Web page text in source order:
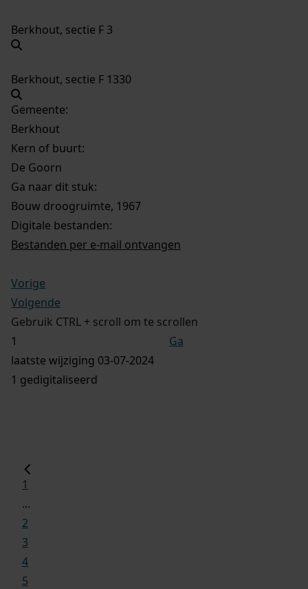
Berkhout, sectie F 3
Berkhout, sectie F 1330
Gemeente:
Berkhout
Kern of buurt:
De Goorn
Ga naar dit stuk:
Bouw droogruimte, 1967
Digitale bestanden:
Bestanden per e-mail ontvangen
Vorige
Volgende
Gebruik CTRL + scroll om te scrollen
Ga
laatste wijziging 03-07-2024
1 gedigitaliseerd
1
...
2
3
4
5